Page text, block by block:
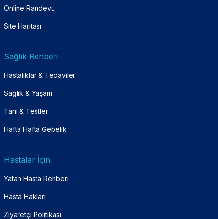
Online Randevu
Site Haritası
Sağlık Rehberi
Hastalıklar & Tedaviler
Sağlık & Yaşam
Tanı & Testler
Hafta Hafta Gebelik
Hastalar İçin
Yatan Hasta Rehberi
Hasta Hakları
Ziyaretçi Politikası